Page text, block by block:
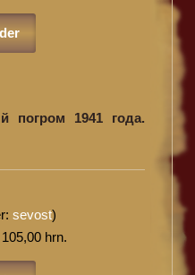
погром 1941 года.
sevost)
hrn.